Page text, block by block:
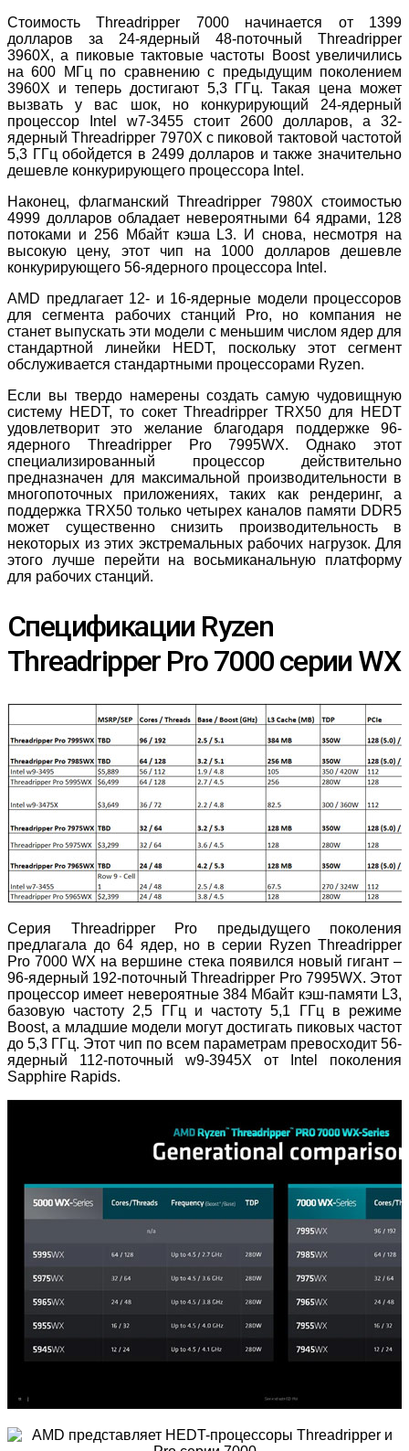
Стоимость Threadripper 7000 начинается от 1399
долларов за 24-ядерный 48-поточный Threadripper
3960X, а пиковые тактовые частоты Boost увеличились
на 600 МГц по сравнению с предыдущим поколением
3960X и теперь достигают 5,3 ГГц. Такая цена может
вызвать у вас шок, но конкурирующий 24-ядерный
процессор Intel w7-3455 стоит 2600 долларов, а 32-
ядерный Threadripper 7970X с пиковой тактовой частотой
5,3 ГГц обойдется в 2499 долларов и также значительно
дешевле конкурирующего процессора Intel.
Наконец, флагманский Threadripper 7980X стоимостью
4999 долларов обладает невероятными 64 ядрами, 128
потоками и 256 Мбайт кэша L3. И снова, несмотря на
высокую цену, этот чип на 1000 долларов дешевле
конкурирующего 56-ядерного процессора Intel.
AMD предлагает 12- и 16-ядерные модели процессоров
для сегмента рабочих станций Pro, но компания не
станет выпускать эти модели с меньшим числом ядер для
стандартной линейки HEDT, поскольку этот сегмент
обслуживается стандартными процессорами Ryzen.
Если вы твердо намерены создать самую чудовищную
систему HEDT, то сокет Threadripper TRX50 для HEDT
удовлетворит это желание благодаря поддержке 96-
ядерного Threadripper Pro 7995WX. Однако этот
специализированный процессор действительно
предназначен для максимальной производительности в
многопоточных приложениях, таких как рендеринг, а
поддержка TRX50 только четырех каналов памяти DDR5
может существенно снизить производительность в
некоторых из этих экстремальных рабочих нагрузок. Для
этого лучше перейти на восьмиканальную платформу
для рабочих станций.
Спецификации Ryzen
Threadripper Pro 7000 серии WX
Серия Threadripper Pro предыдущего поколения
предлагала до 64 ядер, но в серии Ryzen Threadripper
Pro 7000 WX на вершине стека появился новый гигант –
96-ядерный 192-поточный Threadripper Pro 7995WX. Этот
процессор имеет невероятные 384 Мбайт кэш-памяти L3,
базовую частоту 2,5 ГГц и частоту 5,1 ГГц в режиме
Boost, а младшие модели могут достигать пиковых частот
до 5,3 ГГц. Этот чип по всем параметрам превосходит 56-
ядерный 112-поточный w9-3945X от Intel поколения
Sapphire Rapids.